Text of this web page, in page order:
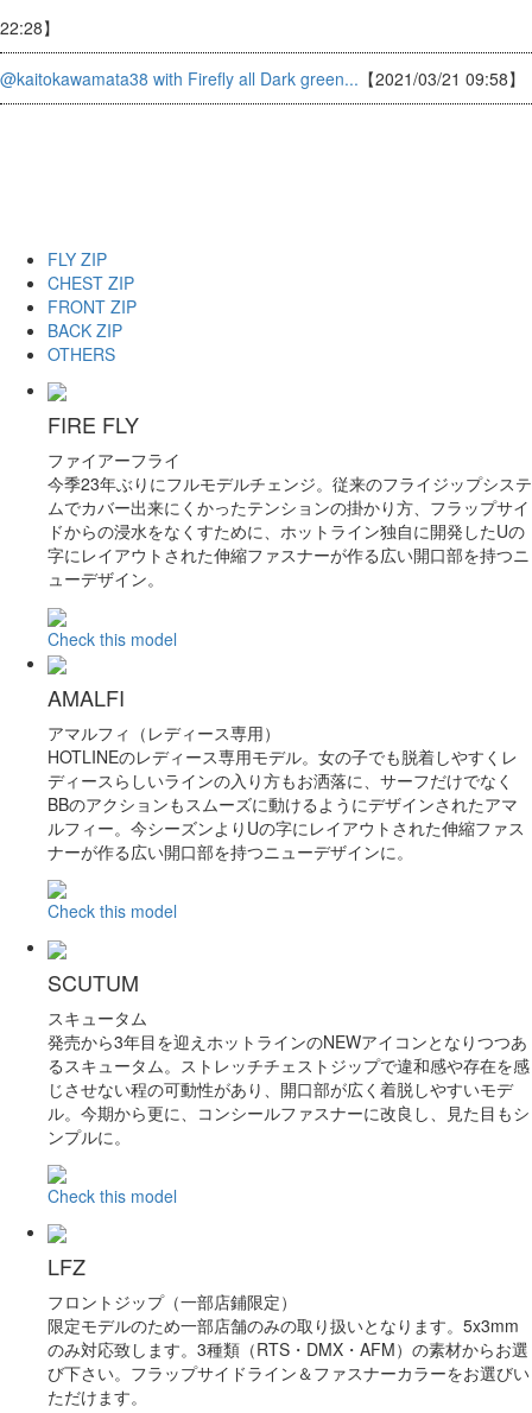
22:28】
@kaitokawamata38 with Firefly all Dark green... 【2021/03/21 09:58】
FLY ZIP
CHEST ZIP
FRONT ZIP
BACK ZIP
OTHERS
FIRE FLY
ファイアーフライ
今季23年ぶりにフルモデルチェンジ。従来のフライジップシステ
ムでカバー出来にくかったテンションの掛かり方、フラップサイ
ドからの浸水をなくすために、ホットライン独自に開発したUの
字にレイアウトされた伸縮ファスナーが作る広い開口部を持つニ
ューデザイン。
Check this model
AMALFI
アマルフィ（レディース専用）
HOTLINEのレディース専用モデル。女の子でも脱着しやすくレ
ディースらしいラインの入り方もお洒落に、サーフだけでなく
BBのアクションもスムーズに動けるようにデザインされたアマ
ルフィー。今シーズンよりUの字にレイアウトされた伸縮ファス
ナーが作る広い開口部を持つニューデザインに。
Check this model
SCUTUM
スキュータム
発売から3年目を迎えホットラインのNEWアイコンとなりつつあ
るスキュータム。ストレッチチェストジップで違和感や存在を感
じさせない程の可動性があり、開口部が広く着脱しやすいモデ
ル。今期から更に、コンシールファスナーに改良し、見た目もシ
ンプルに。
Check this model
LFZ
フロントジップ（一部店鋪限定）
限定モデルのため一部店舗のみの取り扱いとなります。5x3mm
のみ対応致します。3種類（RTS・DMX・AFM）の素材からお選
び下さい。フラップサイドライン＆ファスナーカラーをお選びい
ただけます。